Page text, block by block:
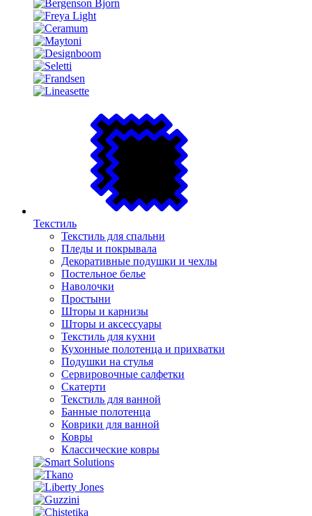
Текстиль
Текстиль для спальни
Пледы и покрывала
Декоративные подушки и чехлы
Постельное белье
Наволочки
Простыни
Шторы и карнизы
Шторы и аксессуары
Текстиль для кухни
Кухонные полотенца и прихватки
Подушки на стулья
Сервировочные салфетки
Скатерти
Текстиль для ванной
Банные полотенца
Коврики для ванной
Ковры
Классические ковры